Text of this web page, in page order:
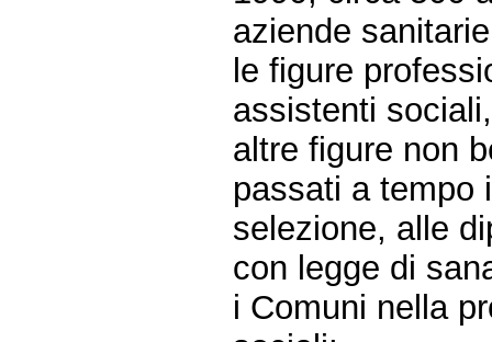
aziende
le figure
assistenti
altre figure non
passati a tempo
selezione, alle
con legge di
i Comuni nella